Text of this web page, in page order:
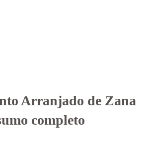
Arranjado de Zana
completo